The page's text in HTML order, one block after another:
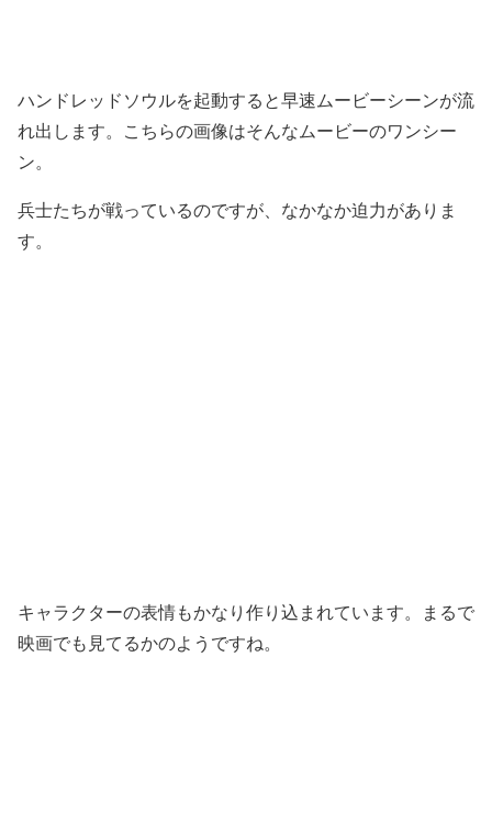
ハンドレッドソウルを起動すると早速ムービーシーンが流
れ出します。こちらの画像はそんなムービーのワンシー
ン。
兵士たちが戦っているのですが、なかなか迫力がありま
す。
キャラクターの表情もかなり作り込まれています。まるで
映画でも見てるかのようですね。